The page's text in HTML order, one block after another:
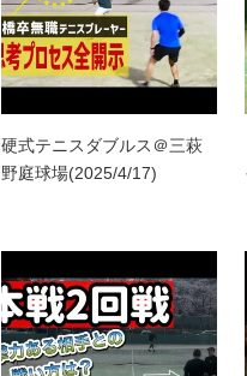
硬式テニスダブルス＠三萩
野庭球場(2025/4/17)